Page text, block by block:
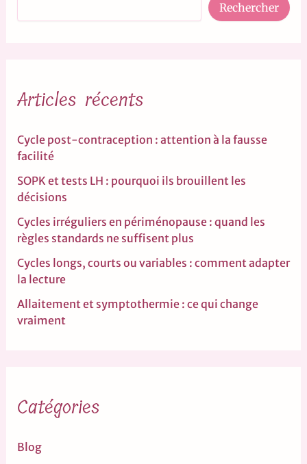
Rechercher
Articles récents
Cycle post-contraception : attention à la fausse
facilité
SOPK et tests LH : pourquoi ils brouillent les
décisions
Cycles irréguliers en périménopause : quand les
règles standards ne suffisent plus
Cycles longs, courts ou variables : comment adapter
la lecture
Allaitement et symptothermie : ce qui change
vraiment
Catégories
Blog